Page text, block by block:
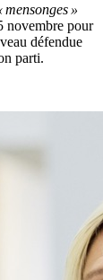
mensonges »
novembre pour
défendue
parti.